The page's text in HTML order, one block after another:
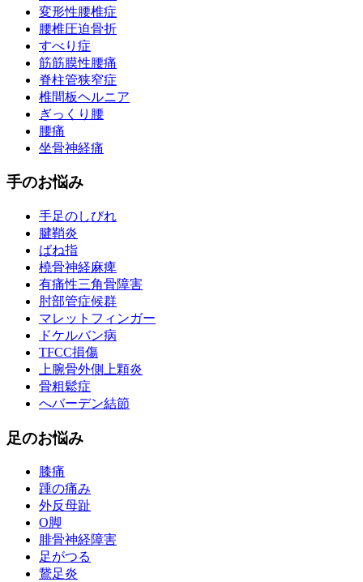
変形性腰椎症
腰椎圧迫骨折
すべり症
筋筋膜性腰痛
脊柱管狭窄症
椎間板ヘルニア
ぎっくり腰
腰痛
坐骨神経痛
手のお悩み
手足のしびれ
腱鞘炎
ばね指
橈骨神経麻痺
有痛性三角骨障害
肘部管症候群
マレットフィンガー
ドケルバン病
TFCC損傷
上腕骨外側上顆炎
骨粗鬆症
へバーデン結節
足のお悩み
膝痛
踵の痛み
外反母趾
О脚
腓骨神経障害
足がつる
鵞足炎